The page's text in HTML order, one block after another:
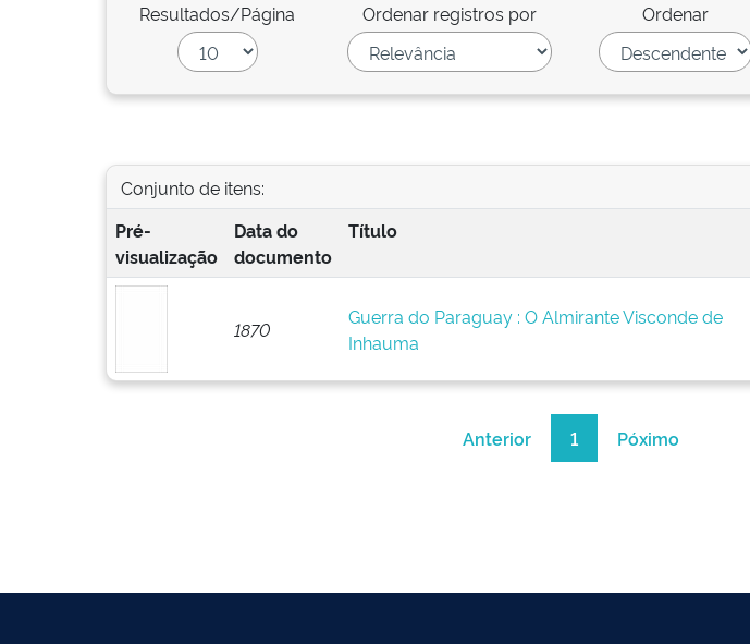
Resultados/Página Ordenar registros por Ordenar
Conjunto de itens:
Pré-
visualização
Data do
documento
Título
1870
Guerra do Paraguay : O Almirante Visconde de
Inhauma
Anterior 1 Póximo